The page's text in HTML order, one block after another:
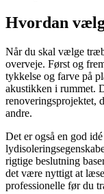
Hvordan
Når du skal vælge
overveje. Først og
tykkelse og farve på
akustikken i rummet.
renoveringsprojektet,
andre.
Det er også en god
rigtige beslutning
det være nyttigt at
professionelle før du